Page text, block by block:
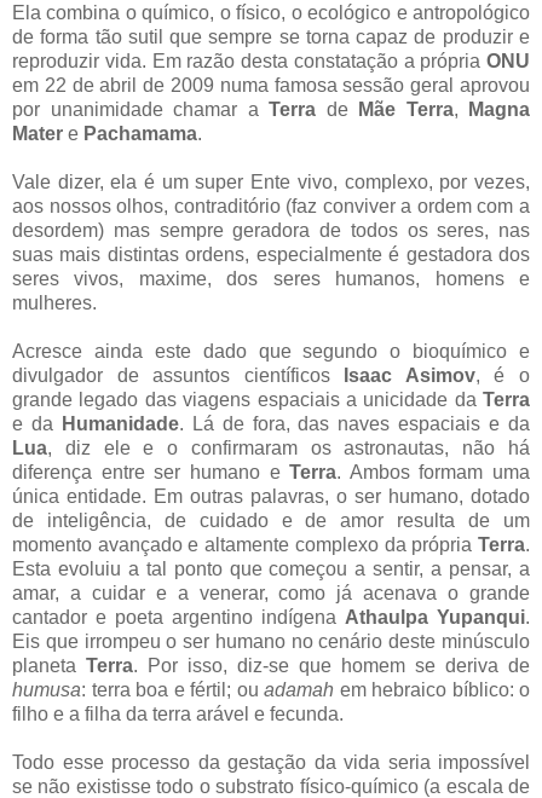
Ela combina o químico, o físico, o ecológico e antropológico
de forma tão sutil que sempre se torna capaz de produzir e
reproduzir vida. Em razão desta constatação a própria ONU
em 22 de abril de 2009 numa famosa sessão geral aprovou
por unanimidade chamar a Terra de Mãe Terra,
Magna
Mater e Pachamama.
Vale dizer, ela é um super Ente vivo, complexo, por vezes,
aos nossos olhos, contraditório (faz conviver a ordem com a
desordem) mas sempre geradora de todos os seres, nas
suas mais distintas ordens, especialmente é gestadora dos
seres vivos, maxime, dos seres humanos, homens e
mulheres.
Acresce ainda este dado que segundo o bioquímico e
divulgador de assuntos científicos
Isaac Asimov, é o
grande legado das viagens espaciais a unicidade da Terra
e da
Humanidade. Lá de fora, das naves espaciais e da
Lua, diz ele e o confirmaram os astronautas, não há
diferença entre ser humano eTerra. Ambos formam uma
única entidade. Em outras palavras, o ser humano, dotado
de inteligência, de cuidado e de amor resulta de um
momento avançado e altamente complexo da própria Terra.
Esta evoluiu a tal ponto que começou a sentir, a pensar, a
amar, a cuidar e a venerar, como já acenava o grande
cantador e poeta argentino indígena Athaulpa Yupanqui.
Eis que irrompeu o ser humano no cenário deste minúsculo
planeta Terra. Por isso, diz-se que homem se deriva de
humusa: terra boa e fértil; ou adamah em hebraico bíblico: o
filho e a filha da terra arável e fecunda.
Todo esse processo da gestação da vida seria impossível
se não existisse todo o substrato físico-químico (a escala de